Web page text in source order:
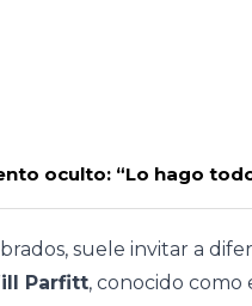
oculto: “Lo hago
suele invitar a
Parfitt, conocido como